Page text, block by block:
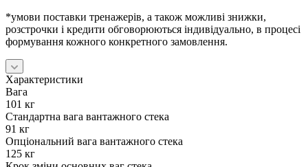
*умови поставки тренажерів, а також можливі знижки,
розстрочки і кредити обговорюються індивідуально, в процесі
формування кожного конкретного замовлення.
Характеристики
Вага
101 кг
Стандартна вага вантажного стека
91 кг
Опціональний вага вантажного стека
125 кг